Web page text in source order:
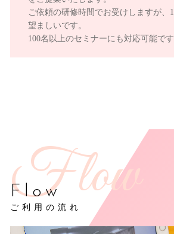
ご依頼の研修時間でお受けしますが、
望ましいです。
100名以上のセミナーにも対応可能です
Flow
ご利用の流れ